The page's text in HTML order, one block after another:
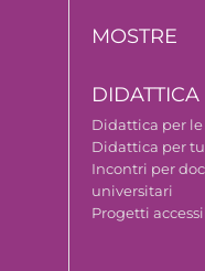
MOSTRE
DIDATTICA
Didattica per le
Didattica per
Incontri per
universitari
Progetti